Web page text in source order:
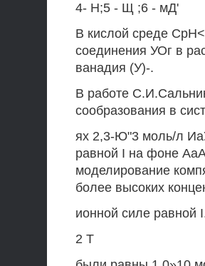
4- Н;5 - Щ ;6 - мД'
В кислой среде
соединения УОг в
ванадия (У)-.
В работе
сообразования в
ях 2,3-Ю"3 моль/л
равной I на фоне
моделирование
более высоких
ионной силе
2 Т